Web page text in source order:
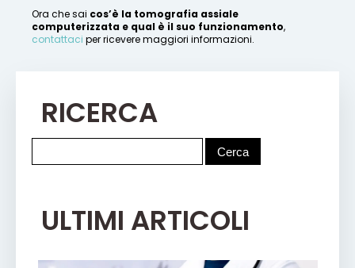
Ora che sai cos’è la tomografia assiale
computerizzata e qual è il suo funzionamento,
contattaci per ricevere maggiori informazioni.
RICERCA
ULTIMI ARTICOLI